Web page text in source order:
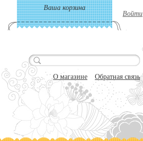
Ваша корзина
Войти
О магазине Обратная связь